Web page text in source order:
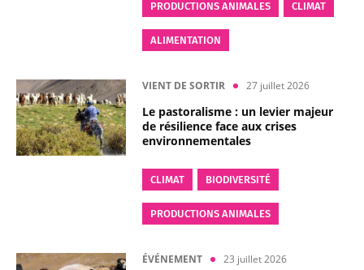
PRODUCTIONS ANIMALES CLIMAT
ALIMENTATION
VIENT DE SORTIR 27 juillet 2026
Le pastoralisme : un levier majeur
de résilience face aux crises
environnementales
CLIMAT BIODIVERSITÉ
PRODUCTIONS ANIMALES
ÉVÉNEMENT 23 juillet 2026